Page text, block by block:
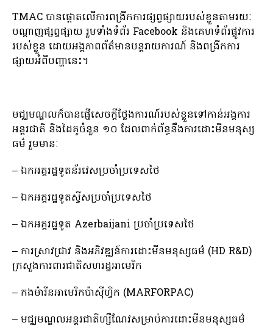
TMAC បានផ្តោតលើការពង្រីកការផ្សព្វផ្សាយរបស់ខ្លួនតាមរយៈ
បណ្តាញផ្សព្វផ្សាយ រួមទាំងទំព័រ Facebook និងគេហទំព័រផ្លូវការ
របស់ខ្លួន ដោយអង្គភាពព័ត៌មានបន្តរាយការណ៍ និងពង្រីកការ
ផ្សាយអំពីបញ្ហានេះ។
មជ្ឈមណ្ឌលក៏បានផ្ញើសេចក្តីថ្លែងការណ៍របស់ខ្លួនទៅកាន់អង្គការ
អន្តរជាតិ និងដៃគូចំនួន ១០ ដែលពាក់ព័ន្ធនឹងការដោះមីនមនុស្ស
ធម៌ រួមមានៈ
– ឯកអគ្គរដ្ឋទូតន័រវេសប្រចាំប្រទេសថៃ
– ឯកអគ្គរដ្ឋទូតស្វីសប្រចាំប្រទេសថៃ
– ឯកអគ្គរដ្ឋទូត Azerbaijani ប្រចាំប្រទេសថៃ
– ការស្រាវជ្រាវ និងអភិវឌ្ឍន៍ការដោះមីនមនុស្សធម៌ (HD R&D)
ក្រសួងការពារជាតិសហរដ្ឋអាមេរិក
– កងម៉ារីនអាមេរិកប៉ាស៊ីហ្វិក (MARFORPAC)
– មជ្ឈមណ្ឌលអន្តរជាតិហ្សឺណែវសម្រាប់ការដោះមីនមនុស្សធម៌